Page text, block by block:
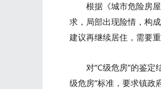
根据《城市危险房屋
求，局部出现险情，构
建议再继续居住，需要
对“C级危房”的鉴定
级危房”标准，要求镇政